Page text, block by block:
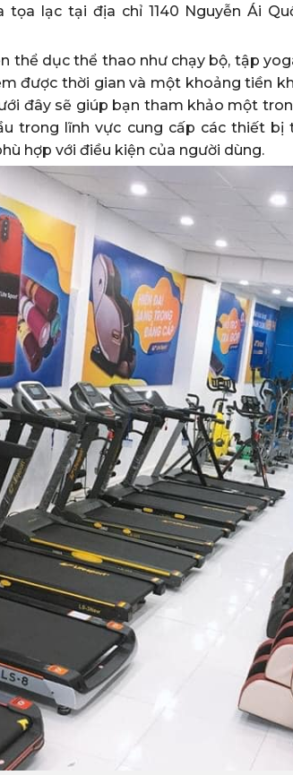
lạc tại địa chỉ 1140 Nguyễn Ái
thể dục thể thao như chạy bộ, tập
được thời gian và một khoảng tiền
đây sẽ giúp bạn tham khảo một
trong lĩnh vực cung cấp các thiết
hợp với điều kiện của người dùng.